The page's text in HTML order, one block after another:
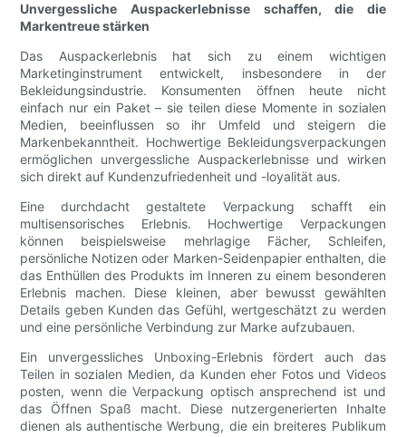
Unvergessliche Auspackerlebnisse schaffen, die die
Markentreue stärken
Das Auspackerlebnis hat sich zu einem wichtigen
Marketinginstrument entwickelt, insbesondere in der
Bekleidungsindustrie. Konsumenten öffnen heute nicht
einfach nur ein Paket – sie teilen diese Momente in sozialen
Medien, beeinflussen so ihr Umfeld und steigern die
Markenbekanntheit. Hochwertige Bekleidungsverpackungen
ermöglichen unvergessliche Auspackerlebnisse und wirken
sich direkt auf Kundenzufriedenheit und -loyalität aus.
Eine durchdacht gestaltete Verpackung schafft ein
multisensorisches Erlebnis. Hochwertige Verpackungen
können beispielsweise mehrlagige Fächer, Schleifen,
persönliche Notizen oder Marken-Seidenpapier enthalten, die
das Enthüllen des Produkts im Inneren zu einem besonderen
Erlebnis machen. Diese kleinen, aber bewusst gewählten
Details geben Kunden das Gefühl, wertgeschätzt zu werden
und eine persönliche Verbindung zur Marke aufzubauen.
Ein unvergessliches Unboxing-Erlebnis fördert auch das
Teilen in sozialen Medien, da Kunden eher Fotos und Videos
posten, wenn die Verpackung optisch ansprechend ist und
das Öffnen Spaß macht. Diese nutzergenerierten Inhalte
dienen als authentische Werbung, die ein breiteres Publikum